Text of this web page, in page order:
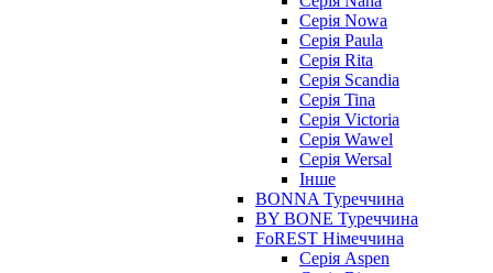
Серія Nowa
Серія Paula
Серія Rita
Серія Scandia
Серія Tina
Серія Victoria
Серія Wawel
Серія Wersal
Інше
BONNA Туреччина
BY BONE Туреччина
FoREST Німеччина
Серія Aspen